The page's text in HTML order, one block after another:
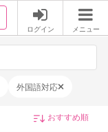
ログイン メニュー
外国語対応